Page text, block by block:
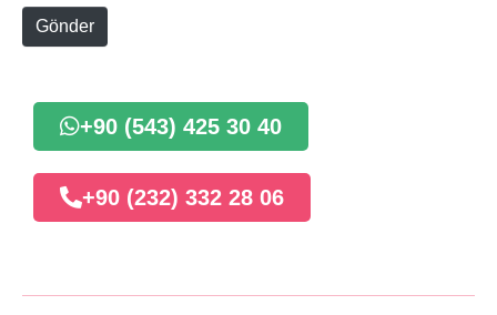
e
Gönder
+90 (543) 425 30 40
+90 (232) 332 28 06